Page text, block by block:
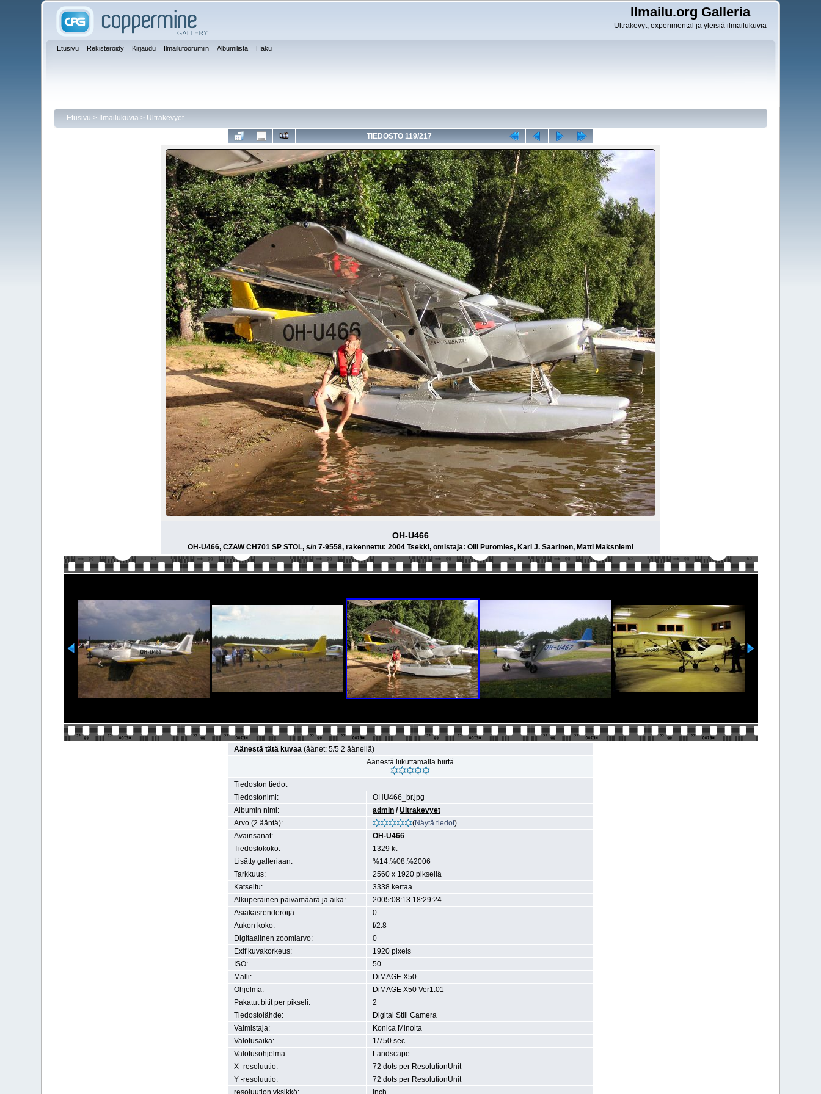
Ilmailu.org Galleria
Ultrakevyt, experimental ja yleisiä ilmailukuvia
Etusivu Rekisteröidy Kirjaudu Ilmailufoorumiin Albumilista Haku
Etusivu > Ilmailukuvia> Ultrakevyet
TIEDOSTO 119/217
OH-U466
OH-U466, CZAW CH701 SP STOL, s/n 7-9558, rakennettu: 2004 Tsekki, omistaja: Olli Puromies, Kari J. Saarinen, Matti Maksniemi
Äänestä tätä kuvaa (äänet: 5/5 2 äänellä)
Äänestä liikuttamalla hiirtä
Tiedoston tiedot
Tiedostonimi:
OHU466_br.jpg
Albumin nimi:
admin /Ultrakevyet
Arvo (2 ääntä):
(Näytä tiedot)
Avainsanat:
OH-U466
Tiedostokoko:
1329 kt
Lisätty galleriaan:
%14.%08.%2006
Tarkkuus:
2560 x 1920 pikseliä
Katseltu:
3338 kertaa
Alkuperäinen päivämäärä ja aika:
2005:08:13 18:29:24
Asiakasrenderöijä:
0
Aukon koko:
f/2.8
Digitaalinen zoomiarvo:
0
Exif kuvakorkeus:
1920 pixels
ISO:
50
Malli:
DiMAGE X50
Ohjelma:
DiMAGE X50 Ver1.01
Pakatut bitit per pikseli:
2
Tiedostolähde:
Digital Still Camera
Valmistaja:
Konica Minolta
Valotusaika:
1/750 sec
Valotusohjelma:
Landscape
X -resoluutio:
72 dots per ResolutionUnit
Y -resoluutio:
72 dots per ResolutionUnit
resoluution yksikkö:
Inch